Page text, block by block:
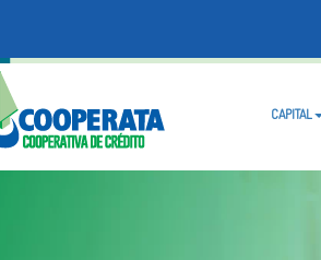
CAPITAL